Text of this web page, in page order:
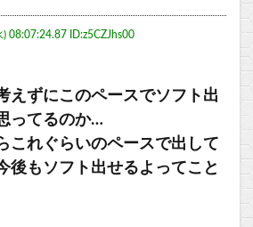
08:07:24.87 ID:z5CZJhs00
えずにこのペースでソフト出
ってるのか…
これぐらいのペースで出して
後もソフト出せるよってこと